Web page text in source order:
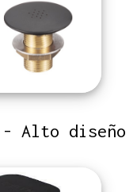
Alto diseño